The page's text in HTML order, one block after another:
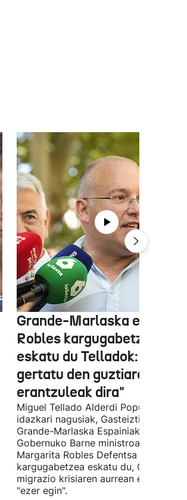
Grande-Marlaska eta
Robles kargugabetzea
eskatu du Telladok:
gertatu den guztiaren
erantzuleak dira"
Miguel Tellado Alderdi Popularraren
idazkari nagusiak, Gasteiztik,
Grande-Marlaska Espainiako
Gobernuko Barne ministroa eta
Margarita Robles Defentsa ministroa
kargugabetzea eskatu du, Ceutako
migrazio krisiaren aurrean ez
"ezer egin".